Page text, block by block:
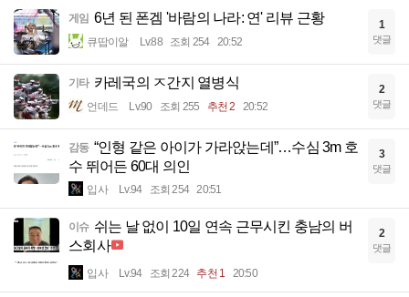
게임 6년 된 폰겜 '바람의 나라: 연' 리뷰 근황
큐땁이알 Lv.88 조회 254 20:52
1
댓글
기타 카레국의 ㅈ간지 열병식
언데드 Lv.90 조회 255 추천 2 20:52
2
댓글
감동 “인형 같은 아이가 가라앉는데”…수심 3m 호
수 뛰어든 60대 의인
입사 Lv.94 조회 254 20:51
3
댓글
이슈 쉬는 날 없이 10일 연속 근무시킨 충남의 버
스회사
입사 Lv.94 조회 224 추천 1 20:50
2
댓글